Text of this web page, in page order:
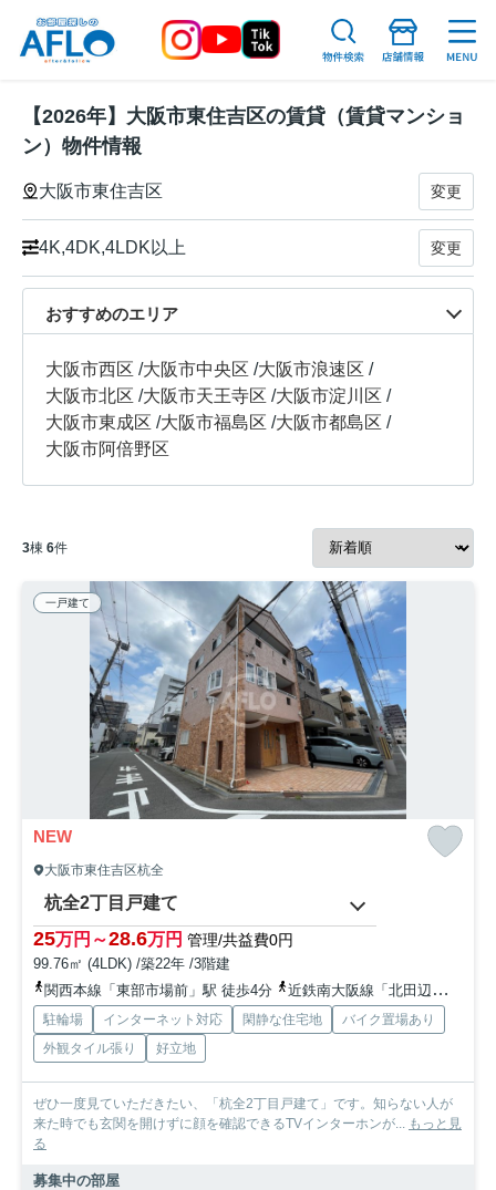
【2026年】大阪市東住吉区の賃貸（賃貸マンショ
ン）物件情報
大阪市東住吉区 変更
4K,4DK,4LDK以上 変更
おすすめのエリア
大阪市西区 /大阪市中央区 /大阪市浪速区 /
大阪市北区 /大阪市天王寺区 /大阪市淀川区 /
大阪市東成区 /大阪市福島区 /大阪市都島区 /
大阪市阿倍野区
3棟 6件
一戸建て
NEW
大阪市東住吉区杭全
杭全2丁目戸建て
25万円～28.6万円 管理/共益費0円
99.76㎡ (4LDK) /築22年 /3階建
関西本線「東部市場前」駅 徒歩4分
近鉄南大阪線「北田辺」駅 徒歩14分
駐輪場 インターネット対応 閑静な住宅地
バイク置場あり
外観タイル張り
好立地
ぜひ一度見ていただきたい、「杭全2丁目戸建て」です。知らない人が
来た時でも玄関を開けずに顔を確認できるTVインターホンが...
もっと見
る
募集中の部屋